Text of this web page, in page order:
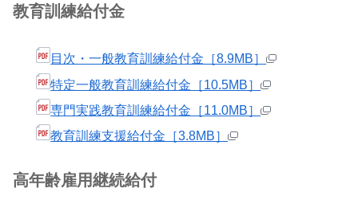
教育訓練給付金
目次・一般教育訓練給付金［8.9MB］
特定一般教育訓練給付金［10.5MB］
専門実践教育訓練給付金［11.0MB］
教育訓練支援給付金［3.8MB］
高年齢雇用継続給付